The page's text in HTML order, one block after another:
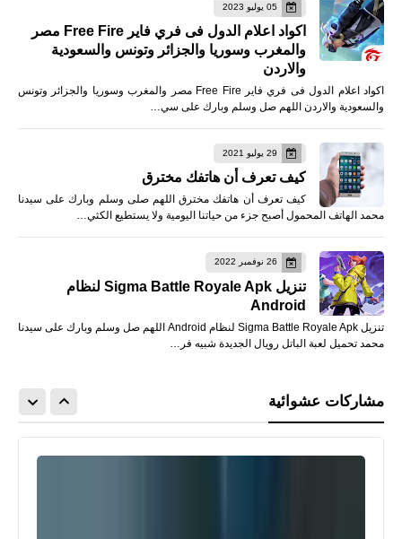
05 يوليو 2023
اكواد اعلام الدول فى فري فاير Free Fire مصر
والمغرب وسوريا والجزائر وتونس والسعودية
والاردن
اكواد اعلام الدول فى فري فاير Free Fire مصر والمغرب وسوريا والجزائر وتونس
والسعودية والاردن اللهم صل وسلم وبارك على سي…
29 يوليو 2021
كيف تعرف أن هاتفك مخترق
كيف تعرف أن هاتفك مخترق اللهم صلى وسلم وبارك على سيدنا
محمد الهاتف المحمول أصبح جزء من حياتنا اليومية ولا يستطيع الكثي…
26 نوفمبر 2022
تنزيل Sigma Battle Royale Apk لنظام
Android
تنزيل Sigma Battle Royale Apk لنظام Android اللهم صل وسلم وبارك على سيدنا
محمد تحميل لعبة الباتل رويال الجديدة شبيه فر…
مشاركات عشوائية